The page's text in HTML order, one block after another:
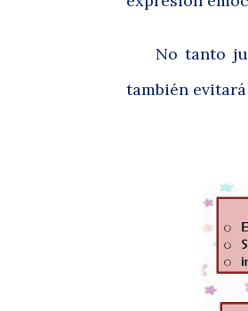
No tanto
también